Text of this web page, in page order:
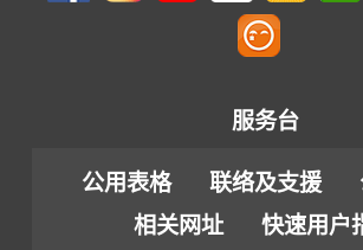
服务台
公用表格 联络及支援
相关网址
快速用户